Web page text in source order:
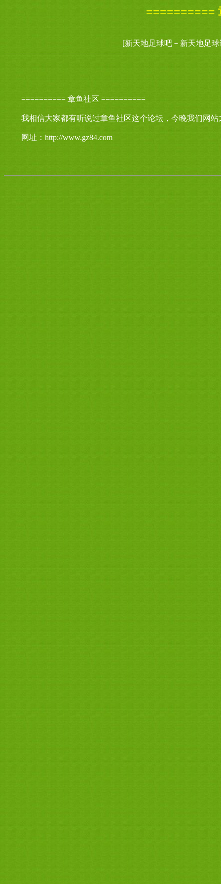
==========
[新天地足球吧－新天地足
========== 章鱼社区 ==========
我相信大家都有听说过章鱼社区这个论坛，今晚我们网
网址：http://www.gz84.com